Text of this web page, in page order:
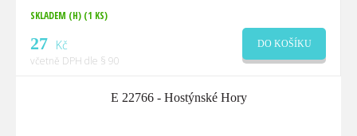
SKLADEM (H) (1 KS)
27 Kč
včetně DPH dle § 90
DO KOŠÍKU
E 22766 - Hostýnské Hory